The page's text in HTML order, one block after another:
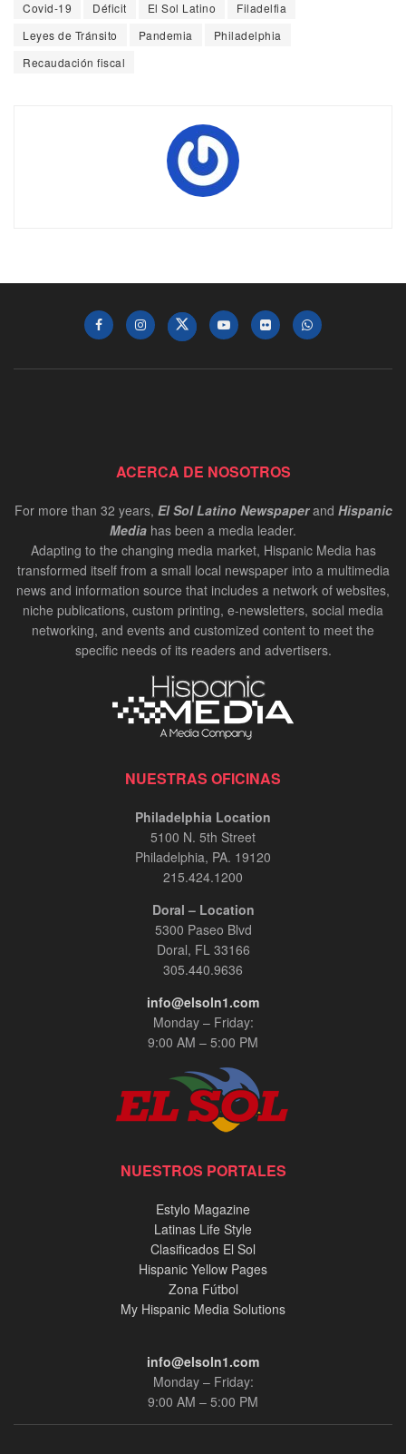
Covid-19
Déficit El Sol Latino
Filadelfia
Leyes de Tránsito
Pandemia
Philadelphia
Recaudación fiscal
ACERCA DE NOSOTROS
For more than 32 years, El Sol Latino Newspaperand Hispanic
Media has been a media leader.
Adapting to the changing media market, Hispanic Media has
transformed itself from a small local newspaper into a multimedia
news and information source that includes a network of websites,
niche publications, custom printing, e-newsletters, social media
networking, and events and customized content to meet the
specific needs of its readers and advertisers.
NUESTRAS OFICINAS
Philadelphia Location
5100 N. 5th Street
Philadelphia, PA. 19120
215.424.1200
Doral – Location
5300 Paseo Blvd
Doral, FL 33166
305.440.9636
info@elsoln1.com
Monday – Friday:
9:00 AM – 5:00 PM
NUESTROS PORTALES
Estylo Magazine
Latinas Life Style
Clasificados El Sol
Hispanic Yellow Pages
Zona Fútbol
My Hispanic Media Solutions
info@elsoln1.com
Monday – Friday:
9:00 AM – 5:00 PM